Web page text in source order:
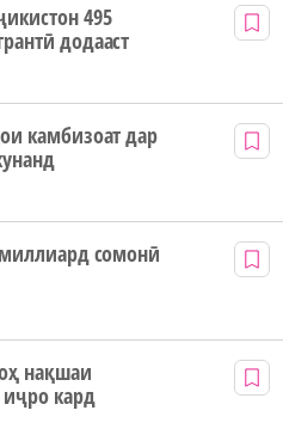
495
додааст
камбизоат дар
сомонӣ
нақшаи
кард